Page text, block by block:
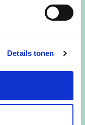
Details tonen
zaken aangaande dit
je nog mee?